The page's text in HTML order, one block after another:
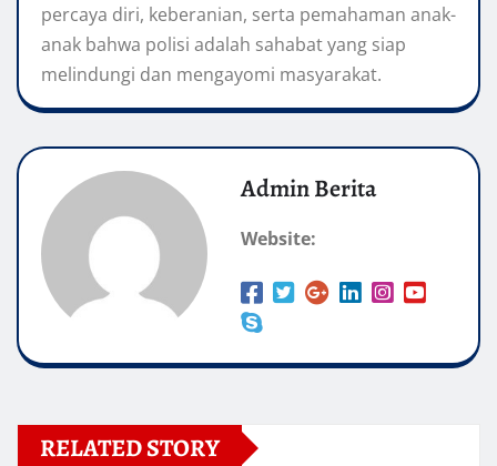
percaya diri, keberanian, serta pemahaman anak-
anak bahwa polisi adalah sahabat yang siap
melindungi dan mengayomi masyarakat.
Admin Berita
Website:
RELATED STORY